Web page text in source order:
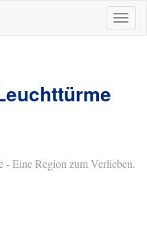
ein-/
- Eine Region zum Verlieben.